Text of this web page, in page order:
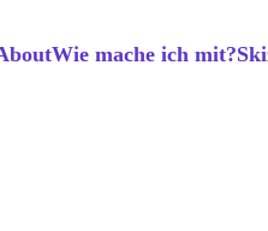
Wie mache ich mit?